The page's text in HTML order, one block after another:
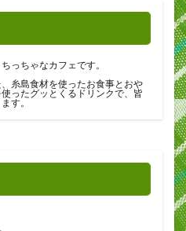
っちゃなカフェです。
糸島食材を使ったお食事とおや
ったグッとくるドリンクで、皆
す。